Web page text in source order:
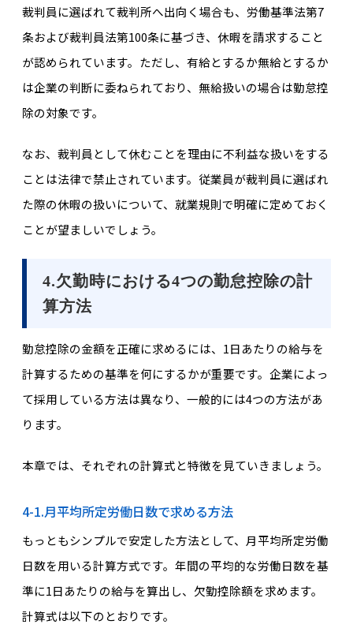
裁判員に選ばれて裁判所へ出向く場合も、労働基準法第7
条および裁判員法第100条に基づき、休暇を請求すること
が認められています。ただし、有給とするか無給とするか
は企業の判断に委ねられており、無給扱いの場合は勤怠控
除の対象です。
なお、裁判員として休むことを理由に不利益な扱いをする
ことは法律で禁止されています。従業員が裁判員に選ばれ
た際の休暇の扱いについて、就業規則で明確に定めておく
ことが望ましいでしょう。
4.欠勤時における4つの勤怠控除の計
算方法
勤怠控除の金額を正確に求めるには、1日あたりの給与を
計算するための基準を何にするかが重要です。企業によっ
て採用している方法は異なり、一般的には4つの方法があ
ります。
本章では、それぞれの計算式と特徴を見ていきましょう。
4-1.月平均所定労働日数で求める方法
もっともシンプルで安定した方法として、月平均所定労働
日数を用いる計算方式です。年間の平均的な労働日数を基
準に1日あたりの給与を算出し、欠勤控除額を求めます。
計算式は以下のとおりです。